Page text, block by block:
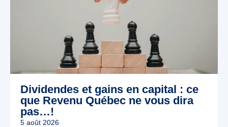
Dividendes et gains en capital : ce
que Revenu Québec ne vous dira
pas…!
5 août 2026